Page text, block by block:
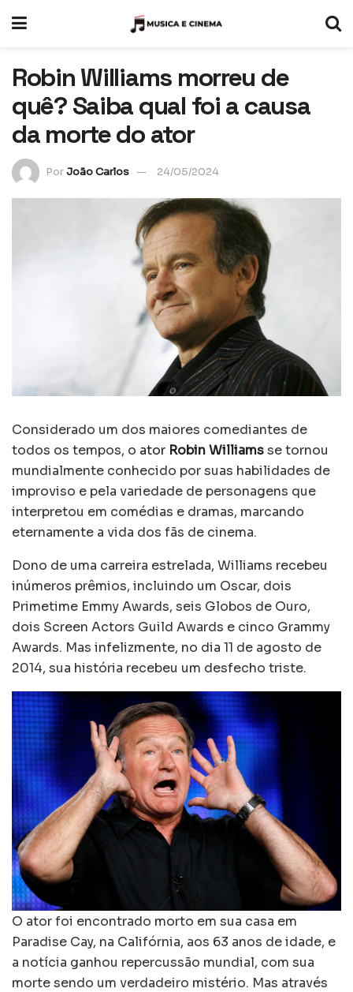
Robin Williams morreu de
quê? Saiba qual foi a causa
da morte do ator
PorJoão Carlos 24/05/2024
Considerado um dos maiores comediantes de
todos os tempos, o ator Robin Williamsse tornou
mundialmente conhecido por suas habilidades de
improviso e pela variedade de personagens que
interpretou em comédias e dramas, marcando
eternamente a vida dos fãs de cinema.
Dono de uma carreira estrelada, Williams recebeu
inúmeros prêmios, incluindo um Oscar, dois
Primetime Emmy Awards, seis Globos de Ouro,
dois Screen Actors Guild Awards e cinco Grammy
Awards. Mas infelizmente, no dia 11 de agosto de
2014, sua história recebeu um desfecho triste.
O ator foi encontrado morto em sua casa em
Paradise Cay, na Califórnia, aos 63 anos de idade, e
a notícia ganhou repercussão mundial, com sua
morte sendo um verdadeiro mistério. Mas através